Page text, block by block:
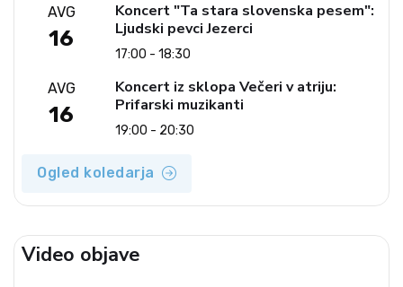
AVG
16
Koncert "Ta stara slovenska pesem":
Ljudski pevci Jezerci
17:00 - 18:30
AVG
16
Koncert iz sklopa Večeri v atriju:
Prifarski muzikanti
19:00 - 20:30
Ogled koledarja
Video objave